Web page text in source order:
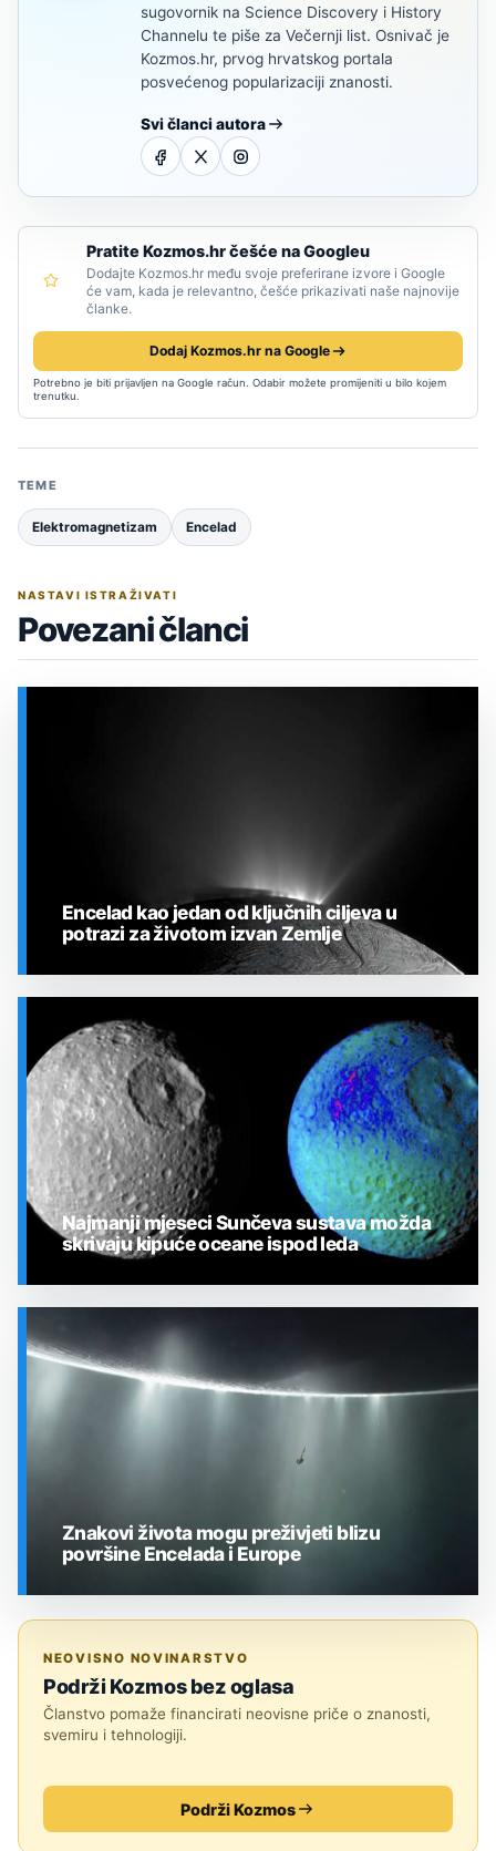
sugovornik na Science Discovery i History
Channelu te piše za Večernji list. Osnivač je
Kozmos.hr, prvog hrvatskog portala
posvećenog popularizaciji znanosti.
Svi članci autora
Pratite Kozmos.hr češće na Googleu
Dodajte Kozmos.hr među svoje preferirane izvore i Google
će vam, kada je relevantno, češće prikazivati naše najnovije
članke.
Dodaj Kozmos.hr na Google
Potrebno je biti prijavljen na Google račun. Odabir možete promijeniti u bilo kojem
trenutku.
TEME
Elektromagnetizam Encelad
NASTAVI ISTRAŽIVATI
Povezani članci
SVEMIR
Encelad kao jedan od ključnih ciljeva u
potrazi za životom izvan Zemlje
Najmanji mjeseci Sunčeva sustava možda
skrivaju kipuće oceane ispod leda
Znakovi života mogu preživjeti blizu
površine Encelada i Europe
NEOVISNO NOVINARSTVO
Podrži Kozmos bez oglasa
Članstvo pomaže financirati neovisne priče o znanosti,
svemiru i tehnologiji.
Podrži Kozmos